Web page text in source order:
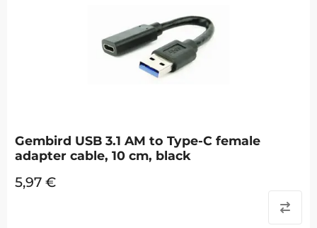
Gembird USB 3.1 AM to Type-C female
adapter cable, 10 cm, black
5,97 €